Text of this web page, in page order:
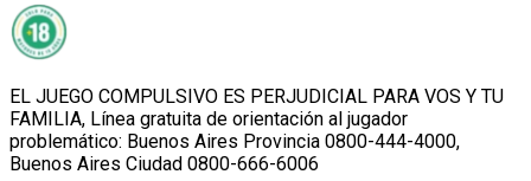
EL JUEGO COMPULSIVO ES PERJUDICIAL PARA VOS Y TU
FAMILIA, Línea gratuita de orientación al jugador
problemático: Buenos Aires Provincia 0800-444-4000,
Buenos Aires Ciudad 0800-666-6006